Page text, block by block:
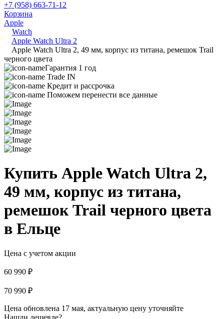
+7 (958) 663-71-12
Корзина
Apple
Watch
Apple Watch Ultra 2
Apple Watch Ultra 2, 49 мм, корпус из титана, ремешок Trail
черного цвета
Гарантия 1 год
Trade IN
Кредит и рассрочка
Поможем перенести все данные
Купить Apple Watch Ultra 2,
49 мм, корпус из титана,
ремешок Trail черного цвета
в Ельце
Цена с учетом акции
60 990 ₽
70 990 ₽
Цена обновлена 17 мая, актуальную цену уточняйте
Нашли дешевле?